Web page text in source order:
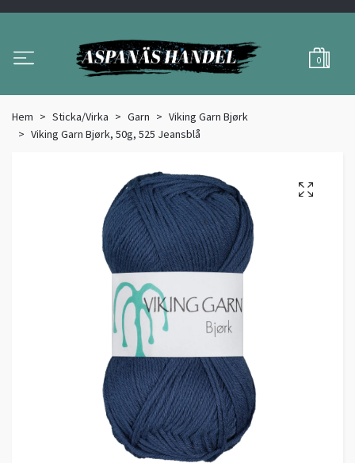
0
Hem Sticka/Virka Garn
Viking Garn Bjørk
Viking Garn Bjørk, 50g, 525 Jeansblå